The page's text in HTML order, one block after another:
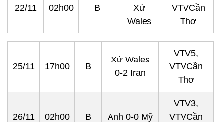
22/11 02h00 B
Xứ
Wales
VTVCần
Thơ
25/11 17h00 B
Xứ Wales
0-2 Iran
VTV5,
VTVCần
Thơ
26/11 02h00 B Anh 0-0 Mỹ
VTV3,
VTVCần